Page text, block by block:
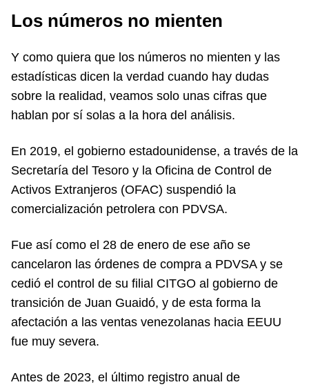
Los números no mienten
Y como quiera que los números no mienten y las
estadísticas dicen la verdad cuando hay dudas
sobre la realidad, veamos solo unas cifras que
hablan por sí solas a la hora del análisis.
En 2019, el gobierno estadounidense, a través de la
Secretaría del Tesoro y la Oficina de Control de
Activos Extranjeros (OFAC) suspendió la
comercialización petrolera con PDVSA.
Fue así como el 28 de enero de ese año se
cancelaron las órdenes de compra a PDVSA y se
cedió el control de su filial CITGO al gobierno de
transición de Juan Guaidó, y de esta forma la
afectación a las ventas venezolanas hacia EEUU
fue muy severa.
Antes de 2023, el último registro anual de